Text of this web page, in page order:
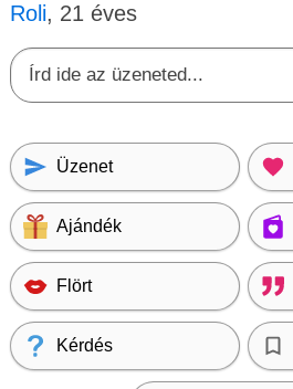
Roli, 21 éves
Üzenet
Ajándék
Flört
Kérdés